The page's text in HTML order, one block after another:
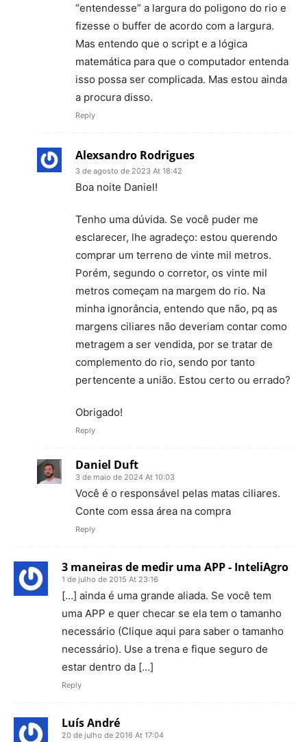
“entendesse” a largura do poligono do rio e
fizesse o buffer de acordo com a largura.
Mas entendo que o script e a lógica
matemática para que o computador entenda
isso possa ser complicada. Mas estou ainda
a procura disso.
Reply
Alexsandro Rodrigues
3 de agosto de 2023 At 18:42
Boa noite Daniel!
Tenho uma dúvida. Se você puder me
esclarecer, lhe agradeço: estou querendo
comprar um terreno de vinte mil metros.
Porém, segundo o corretor, os vinte mil
metros começam na margem do rio. Na
minha ignorância, entendo que não, pq as
margens ciliares não deveriam contar como
metragem a ser vendida, por se tratar de
complemento do rio, sendo por tanto
pertencente a união. Estou certo ou errado?
Obrigado!
Reply
Daniel Duft
3 de maio de 2024 At 10:03
Você é o responsável pelas matas ciliares.
Conte com essa área na compra
Reply
3 maneiras de medir uma APP - InteliAgro
1 de julho de 2015 At 23:16
[…] ainda é uma grande aliada. Se você tem
uma APP e quer checar se ela tem o tamanho
necessário (Clique aqui para saber o tamanho
necessário). Use a trena e fique seguro de
estar dentro da […]
Reply
Luís André
20 de julho de 2016 At 17:04